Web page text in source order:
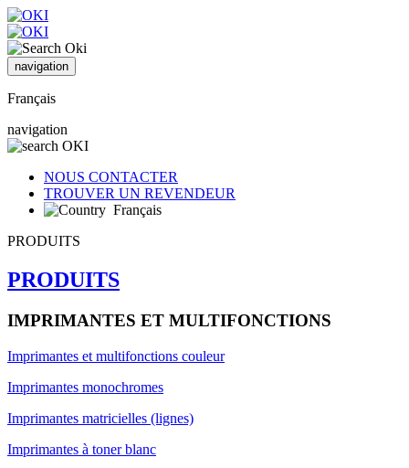
navigation
Français
navigation
NOUS CONTACTER
TROUVER UN REVENDEUR
Français
PRODUITS
PRODUITS
IMPRIMANTES ET MULTIFONCTIONS
Imprimantes et multifonctions couleur
Imprimantes monochromes
Imprimantes matricielles (lignes)
Imprimantes à toner blanc